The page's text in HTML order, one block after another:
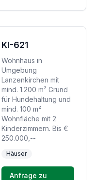
KI-621
Wohnhaus in
Umgebung
Lanzenkirchen mit
mind. 1.200 m² Grund
für Hundehaltung und
mind. 100 m²
Wohnfläche mit 2
Kinderzimmern. Bis €
250.000,--
Häuser
Anfrage zu